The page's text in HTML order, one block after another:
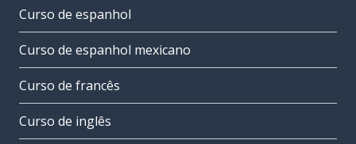
Curso de espanhol
Curso de espanhol mexicano
Curso de francês
Curso de inglês